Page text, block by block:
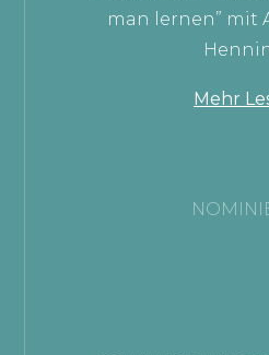
man lernen” mit
Mehr